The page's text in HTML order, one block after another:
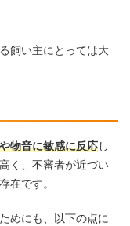
飼い主にとっては大
物音に敏感に反応し
く、不審者が近づい
在です。
めにも、以下の点に